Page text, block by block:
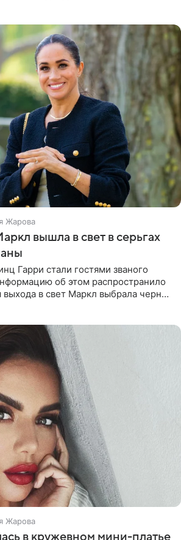
Жарова
вышла в свет в серьгах
Гарри стали гостями званого
об этом распространило
в свет Маркл выбрала черное
Жарова
в кружевном мини-платье